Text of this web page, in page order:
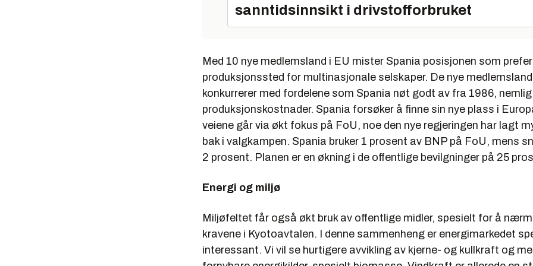
sanntidsinnsikt i drivstofforbruket
Med 10 nye medlemsland i EU mister Spania posisjonen som
produksjonssted for multinasjonale selskaper. De nye
konkurrerer med fordelene som Spania nøt godt av fra 1986,
produksjonskostnader. Spania forsøker å finne sin nye plass i
veiene går via økt fokus på FoU, noe den nye regjeringen har lagt
bak i valgkampen. Spania bruker 1 prosent av BNP på FoU, mens
2 prosent. Planen er en økning i de offentlige bevilgninger på 25
Energi og miljø
Miljøfeltet får også økt bruk av offentlige midler, spesielt for å
kravene i Kyotoavtalen. I denne sammenheng er energimarkedet
interessant. Vi vil se hurtigere avvikling av kjerne- og kullkraft og